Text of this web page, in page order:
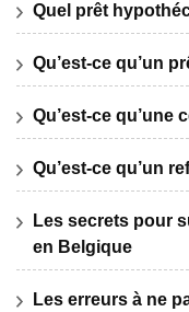
Quel prêt
Qu’est-ce qu’un
Qu’est-ce qu’une
Qu’est-ce qu’un
Les secrets pour
en Belgique
Les erreurs à ne